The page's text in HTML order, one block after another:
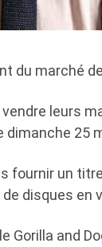
du marché
vendre leurs
dimanche 25
fournir un
disques en
Gorilla and